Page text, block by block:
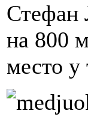
Стефан
на 800
место у